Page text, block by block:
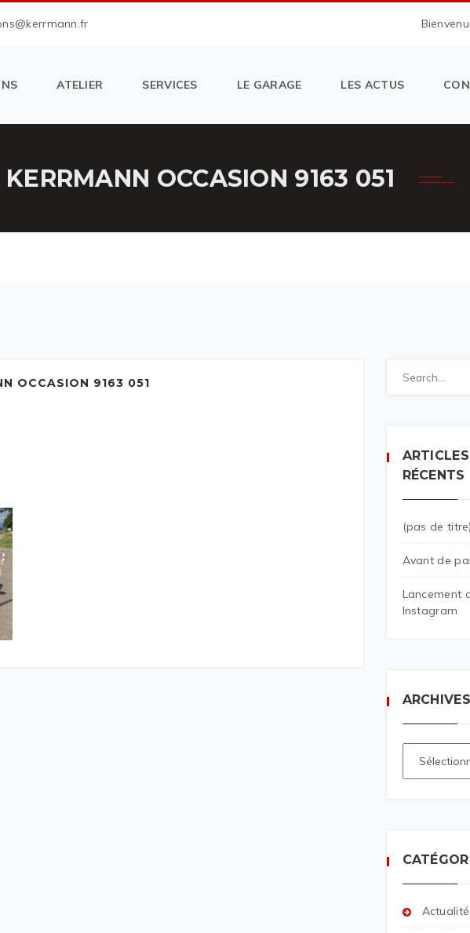
ATELIER SERVICES LE GARAGE LES ACTUS
OCCASION 9163 051
OCCASION 9163 051
ARTICLES
RÉCENTS
(pas de titre)
Avant de
Lancement
Instagram
ARCHIVES
Actualité